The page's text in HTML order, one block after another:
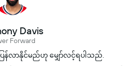
Davis
Forward
ပြန်လာနိုင်မည်ဟု မျှော်လင့်ရပါသည်.